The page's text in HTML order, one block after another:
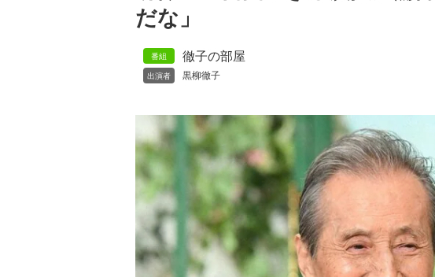
だな」
徹子の部屋
黒柳徹子